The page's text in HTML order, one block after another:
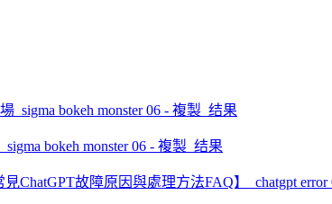
bokeh monster 06 - 複製_结果